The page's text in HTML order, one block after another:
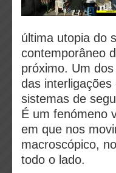
última utopia do
contemporâneo
próximo. Um
das
sistemas de
É um fenómeno
em que nos
macroscópico,
todo o lado.